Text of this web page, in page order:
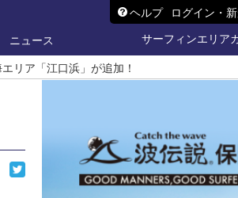
ヘルプ ログイン・
ニュース
サーフィンエリア
リア「江口浜」が追加！